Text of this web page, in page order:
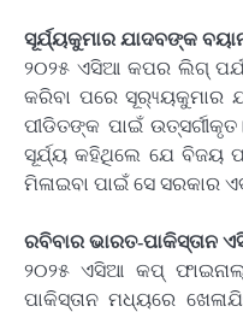
ସୂର୍ଯ୍ୟକୁମାର ଯାଦବଙ୍କ
୨୦୨୫ ଏସିଆ କପର ଲିଗ୍
କରିବା ପରେ ସୂର‌୍ୟ୍ୟକୁମାର
ପୀଡିତଙ୍କ ପାଇଁ
ସୂର୍ଯ୍ୟ କହିଥିଲେ ଯେ ବିଜୟ
ମିଳାଇବା ପାଇଁ ସେ ସରକାର
ରବିବାର ଭାରତ-ପାକିସ୍ତାନ
୨୦୨୫ ଏସିଆ କପ୍
ପାକିସ୍ତାନ ମଧ୍ୟରେ